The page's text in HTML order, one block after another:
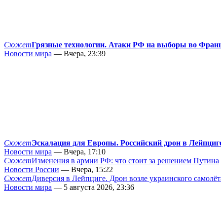
СюжетГрязные технологии. Атаки РФ на выборы во
Новости мира — Вчера, 23:39
СюжетЭскалация для Европы. Российский дрон в
Новости мира — Вчера, 17:10
СюжетИзменения в армии РФ: что стоит за решением Путина
Новости России — Вчера, 15:22
СюжетДиверсия в Лейпциге. Дрон возле украинского
Новости мира — 5 августа 2026, 23:36